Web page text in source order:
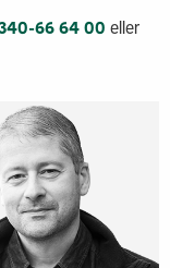
66 64 00 eller